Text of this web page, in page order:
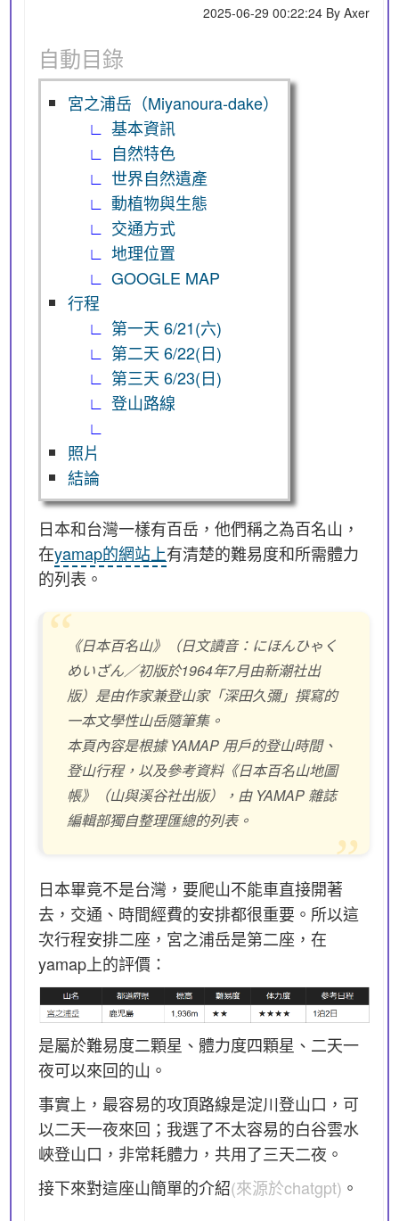
2025-06-29 00:22:24 By Axer
自動目錄
宮之浦岳（Miyanoura-dake）
基本資訊
自然特色
世界自然遺產
動植物與生態
交通方式
地理位置
GOOGLE MAP
行程
第一天 6/21(六)
第二天 6/22(日)
第三天 6/23(日)
登山路線
照片
結論
日本和台灣一樣有百岳，他們稱之為百名山，
在yamap的網站上有清楚的難易度和所需體力
的列表。
《日本百名山》（日文讀音：にほんひゃく
めいざん／初版於1964年7月由新潮社出
版）是由作家兼登山家「深田久彌」撰寫的
一本文學性山岳隨筆集。
本頁內容是根據 YAMAP 用戶的登山時間、
登山行程，以及參考資料《日本百名山地圖
帳》（山與溪谷社出版），由 YAMAP 雜誌
編輯部獨自整理匯總的列表。
日本畢竟不是台灣，要爬山不能車直接開著
去，交通、時間經費的安排都很重要。所以這
次行程安排二座，宮之浦岳是第二座，在
yamap上的評價：
是屬於難易度二顆星、體力度四顆星、二天一
夜可以來回的山。
事實上，最容易的攻頂路線是淀川登山口，可
以二天一夜來回；我選了不太容易的白谷雲水
峽登山口，非常耗體力，共用了三天二夜。
接下來對這座山簡單的介紹(來源於chatgpt) 。